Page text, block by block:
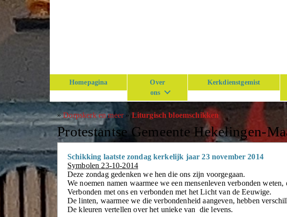
Homepagina
Over
ons
Kerkdienstgemist
»Dorpskerk en meer» Liturgisch bloemschikken
Protestantse Gemeente Hekelingen-
Schikking laatste zondag kerkelijk jaar 23 november 2014
Symbolen 23-10-2014
Deze zondag gedenken we hen die ons zijn voorgegaan.
We noemen namen waarmee we een mensenleven verbonden
Verbonden met ons en verbonden met het Licht van de Eeuwige.
De linten, waarmee we die verbondenheid aangeven, hebben
De kleuren vertellen over het unieke van die levens.